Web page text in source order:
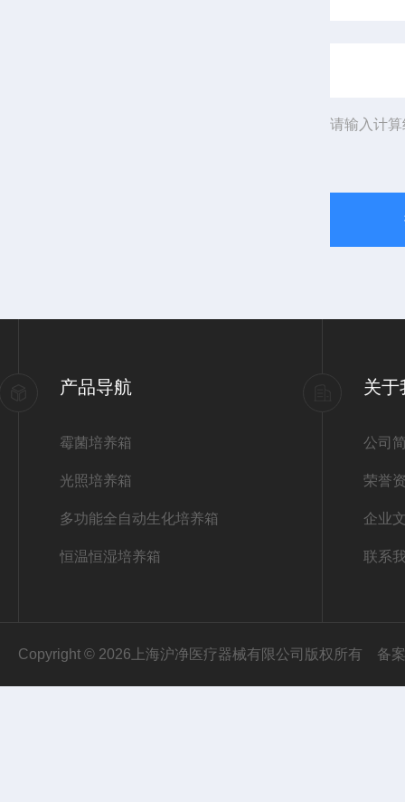
请输入计
产品导航
霉菌培养箱
光照培养箱
多功能全自动生化培养箱
恒温恒湿培养箱
关于
公司
荣誉
企业
联系
Copyright © 2026上海沪净医疗器械有限公司版权所有 备